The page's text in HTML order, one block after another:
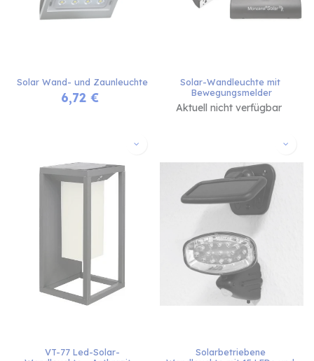
Solar Wand- und Zaunleuchte
6,72€
Solar-Wandleuchte mit
Bewegungsmelder
Aktuell nicht verfügbar
VT-77 Led-Solar-
Solarbetriebene